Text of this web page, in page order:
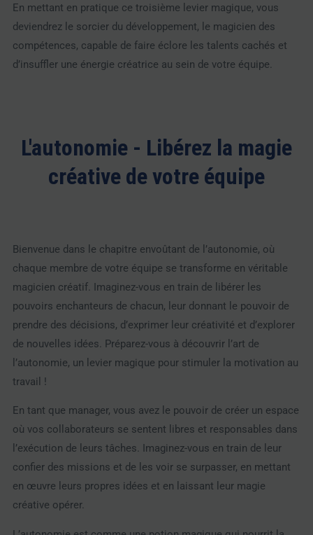
En mettant en pratique ce troisième levier magique, vous
deviendrez le sorcier du développement, le magicien des
compétences, capable de faire éclore les talents cachés et
d’insuffler une énergie créatrice au sein de votre équipe.
L'autonomie - Libérez la magie
créative de votre équipe
Bienvenue dans le chapitre envoûtant de l’autonomie, où
chaque membre de votre équipe se transforme en véritable
magicien créatif. Imaginez-vous en train de libérer les
pouvoirs enchanteurs de chacun, leur donnant le pouvoir de
prendre des décisions, d’exprimer leur créativité et d’explorer
de nouvelles idées. Préparez-vous à découvrir l’art de
l’autonomie, un levier magique pour stimuler la motivation au
travail !
En tant que manager, vous avez le pouvoir de créer un espace
où vos collaborateurs se sentent libres et responsables dans
l’exécution de leurs tâches. Imaginez-vous en train de leur
confier des missions et de les voir se surpasser, en mettant
en œuvre leurs propres idées et en laissant leur magie
créative opérer.